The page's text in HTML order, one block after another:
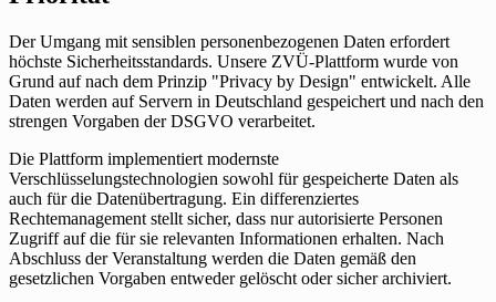
Der Umgang mit sensiblen personenbezogenen Daten erfordert
höchste Sicherheitsstandards. Unsere ZVÜ-Plattform wurde von
Grund auf nach dem Prinzip "Privacy by Design" entwickelt. Alle
Daten werden auf Servern in Deutschland gespeichert und nach den
strengen Vorgaben der DSGVO verarbeitet.
Die Plattform implementiert modernste
Verschlüsselungstechnologien sowohl für gespeicherte Daten als
auch für die Datenübertragung. Ein differenziertes
Rechtemanagement stellt sicher, dass nur autorisierte Personen
Zugriff auf die für sie relevanten Informationen erhalten. Nach
Abschluss der Veranstaltung werden die Daten gemäß den
gesetzlichen Vorgaben entweder gelöscht oder sicher archiviert.